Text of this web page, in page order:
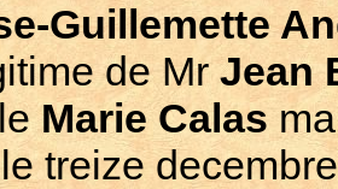
Guillemette
de MrJean
Marie Calas
treize